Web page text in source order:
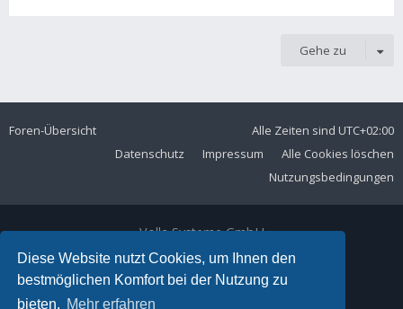
Diese Website nutzt Cookies, um Ihnen den
bestmöglichen Komfort bei der Nutzung zu
bieten. Mehr erfahren
Gehe zu
Foren-Übersicht Alle Zeiten sind UTC+02:00
Alle Cookies löschen
Impressum
Datenschutz
Nutzungsbedingungen
Volla Systeme GmbH
Kölner Straße 102
42897 Remscheid
Telefon:+49 2191 59897 61